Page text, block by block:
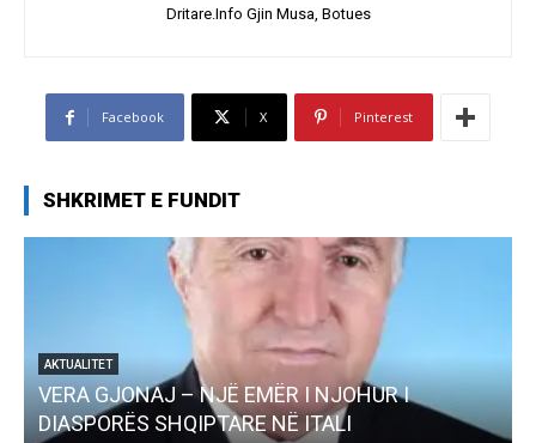
Dritare.Info Gjin Musa, Botues
Facebook X Pinterest
SHKRIMET E FUNDIT
AKTUALITET
Pregaditi Gjin Musa-Rome- Shtator 2025